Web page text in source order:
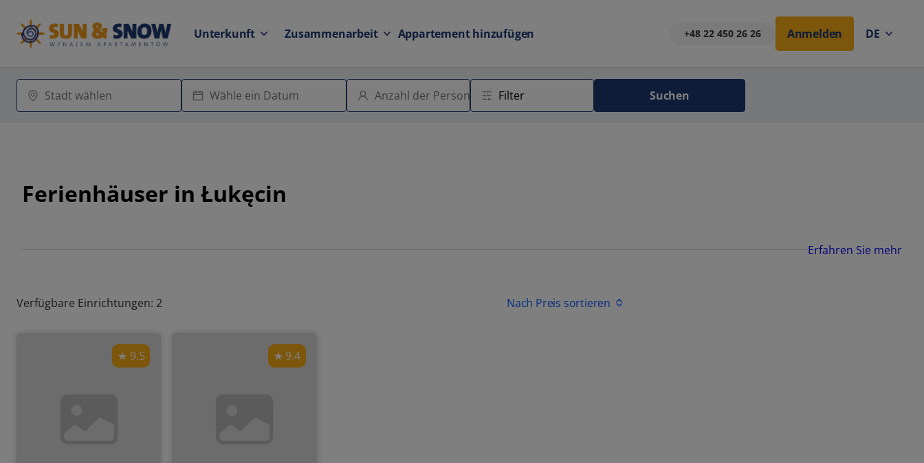
Unterkunft Zusammenarbeit Appartement hinzufügen +48 22 450 26 26 Anmelden DE
Suchen
Ferienhäuser in Łukęcin
Erfahren Sie mehr
Verfügbare Einrichtungen: 2 Nach Preis sortieren
9.5 9.4